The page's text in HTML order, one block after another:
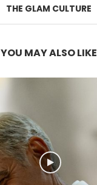
THE GLAM CULTURE
YOU MAY ALSO LIKE